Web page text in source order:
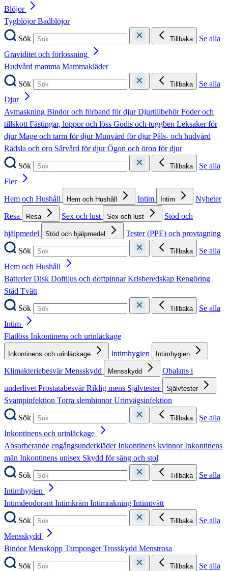
Blöjor
TygblöjorBadblöjor
Sök
Tillbaka
Se alla
Graviditet och förlossning
Hudvård mamma Mammakläder
Sök
Tillbaka
Se alla
Djur
Avmaskning Bindor och förband för djurDjurtillbehörFoder och
tillskottFästingar, loppor och löss Godis och tuggben Leksaker för
djurMage och tarm för djurMunvård för djurPäls- och hudvård
Rädsla och oro Sårvård för djurÖgon och öron för djur
Sök
Tillbaka
Se alla
Fler
Hem och Hushåll
Hem och Hushåll Intim Intim
Nyheter
Resa
Resa Sex och lust Sex och lust
Stöd och
hjälpmedel
Stöd och hjälpmedel
Tester (PPE) och provtagning
Sök
Tillbaka
Se alla
Hem och Hushåll
BatterierDisk Doftljus och doftpinnarKrisberedskap Rengöring
Städ Tvätt
Sök
Tillbaka
Se alla
Intim
Flatlöss Inkontinens och urinläckage
Inkontinens och urinläckage Intimhygien Intimhygien
KlimakteriebesvärMensskydd Mensskydd
Obalans i
underlivetProstatabesvärRiklig mens Självtester Självtester
Svampinfektion Torra slemhinnorUrinvägsinfektion
Sök
Tillbaka
Se alla
Inkontinens och urinläckage
Absorberande engångsunderkläderInkontinens kvinnorInkontinens
män Inkontinens unisex Skydd för säng och stol
Sök
Tillbaka
Se alla
Intimhygien
IntimdeodorantIntimkräm Intimrakning Intimtvätt
Sök
Tillbaka
Se alla
Mensskydd
BindorMenskopp TampongerTrosskydd Menstrosa
Sök
Tillbaka
Se alla